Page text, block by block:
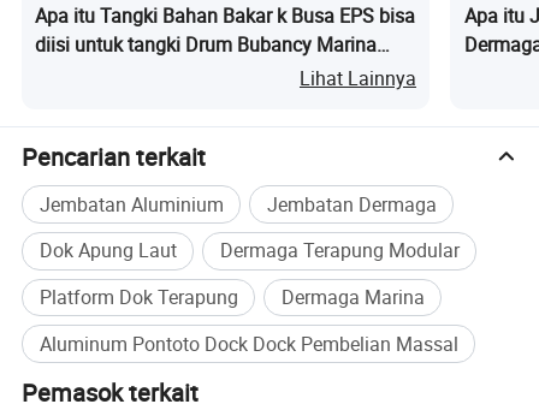
Apa itu Tangki Bahan Bakar k Busa EPS bisa
diisi untuk tangki Drum Bubancy Marina
Lihat Lainnya
Apa itu
Pencarian terkait
Jembatan Aluminium
Jembatan Dermaga
Dok Apung Laut
Dermaga Terapung Modular
Platform Dok Terapung
Dermaga Marina
Aluminum Pontoto Dock Dock Pembelian Massal
Pemasok terkait